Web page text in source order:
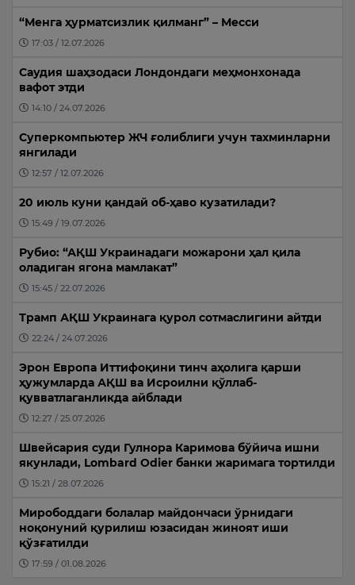
“Менга ҳурматсизлик қилманг” – Месси
17:03 / 12.07.2026
Саудия шаҳзодаси Лондондаги меҳмонхонада
вафот этди
14:10 / 24.07.2026
Суперкомпьютер ЖЧ ғолиблиги учун тахминларни
янгилади
12:57 / 12.07.2026
20 июль куни қандай об-ҳаво кузатилади?
15:49 / 19.07.2026
Рубио: “АҚШ Украинадаги можарони ҳал қила
оладиган ягона мамлакат”
15:45 / 22.07.2026
Трамп АҚШ Украинага қурол сотмаслигини айтди
22:24 / 24.07.2026
Эрон Европа Иттифоқини тинч аҳолига қарши
ҳужумларда АҚШ ва Исроилни қўллаб-
қувватлаганликда айблади
12:27 / 25.07.2026
Швейсария суди Гулнора Каримова бўйича ишни
якунлади, Lombard Odier банки жаримага тортилди
15:21 / 28.07.2026
Мирободдаги болалар майдончаси ўрнидаги
ноқонуний қурилиш юзасидан жиноят иши
қўзғатилди
17:59 / 01.08.2026